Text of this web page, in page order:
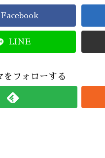
Facebook
LINE
をフォローする